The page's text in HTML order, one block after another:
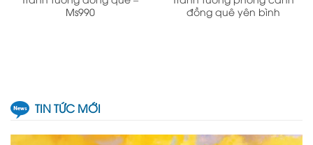
Ms990
đồng quê yên bình
TIN TỨC MỚI